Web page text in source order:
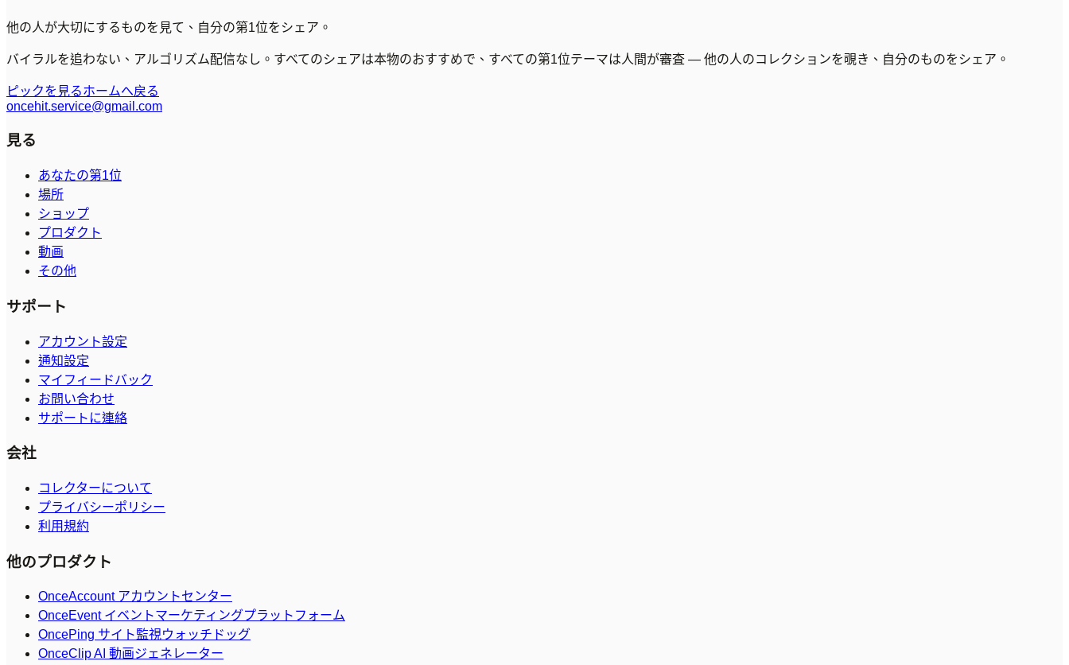
他の人が大切にするものを見て、自分の第1位をシェア。
バイラルを追わない、アルゴリズム配信なし。すべてのシェアは本物のおすすめで、すべての第1位テーマは人間が審査 — 他の人のコレクションを覗き、自分のものをシェア。
ピックを見るホームへ戻る
oncehit.service@gmail.com
見る
あなたの第1位
場所
ショップ
プロダクト
動画
その他
サポート
アカウント設定
通知設定
マイフィードバック
お問い合わせ
サポートに連絡
会社
コレクターについて
プライバシーポリシー
利用規約
他のプロダクト
OnceAccount アカウントセンター
OnceEvent イベントマーケティングプラットフォーム
OncePing サイト監視ウォッチドッグ
OnceClip AI 動画ジェネレーター